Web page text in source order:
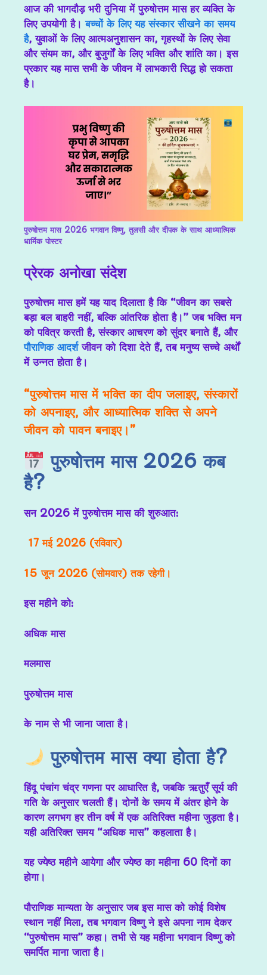
आज की भागदौड़ भरी दुनिया में पुरुषोत्तम मास हर व्यक्ति के
लिए उपयोगी है।बच्चों के लिए यह संस्कार सीखने का समय
है, युवाओं के लिए आत्मअनुशासन का, गृहस्थों के लिए सेवा
और संयम का, और बुजुर्गों के लिए भक्ति और शांति का। इस
प्रकार यह मास सभी के जीवन में लाभकारी सिद्ध हो सकता
है।
पुरुषोत्तम मास 2026 भगवान विष्णु, तुलसी और दीपक के साथ आध्यात्मिक
धार्मिक पोस्टर
प्रेरक अनोखा संदेश
पुरुषोत्तम मास हमें यह याद दिलाता है कि “जीवन का सबसे
बड़ा बल बाहरी नहीं, बल्कि आंतरिक होता है।” जब भक्ति मन
को पवित्र करती है, संस्कार आचरण को सुंदर बनाते हैं, और
पौराणिक आदर्शजीवन को दिशा देते हैं, तब मनुष्य सच्चे अर्थों
में उन्नत होता है।
“पुरुषोत्तम मास में भक्ति का दीप जलाइए, संस्कारों
को अपनाइए, और आध्यात्मिक शक्ति से अपने
जीवन को पावन बनाइए।”
पुरुषोत्तम मास 2026 कब
है?
सन 2026 में पुरुषोत्तम मास की शुरुआत:
17 मई 2026 (रविवार)
15 जून 2026 (सोमवार) तक रहेगी।
इस महीने को:
अधिक मास
मलमास
पुरुषोत्तम मास
के नाम से भी जाना जाता है।
पुरुषोत्तम मास क्या होता है?
हिंदू पंचांग चंद्र गणना पर आधारित है, जबकि ऋतुएँ सूर्य की
गति के अनुसार चलती हैं। दोनों के समय में अंतर होने के
कारण लगभग हर तीन वर्ष में एक अतिरिक्त महीना जुड़ता है।
यही अतिरिक्त समय “अधिक मास” कहलाता है।
यहज्येष्ठ महीने आयेगा और ज्येष्ठ का महीना 60 दिनों का
होगा।
पौराणिक मान्यता के अनुसार जब इस मास को कोई विशेष
स्थान नहीं मिला, तब भगवान विष्णु ने इसे अपना नाम देकर
“पुरुषोत्तम मास” कहा। तभी से यह महीना भगवान विष्णु को
समर्पित माना जाता है।